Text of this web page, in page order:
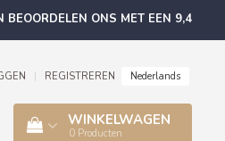
BEOORDELEN ONS MET EEN 9,4
REGISTREREN Nederlands
WINKELWAGEN
0 Producten